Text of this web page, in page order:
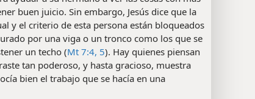
buen juicio. Sin embargo, Jesús dice que la
y el criterio de esta persona están bloqueados
por una viga o un tronco como los que se
un techo (Mt 7:4, 5). Hay quienes piensan
tan poderoso, y hasta gracioso, muestra
bien el trabajo que se hacía en una